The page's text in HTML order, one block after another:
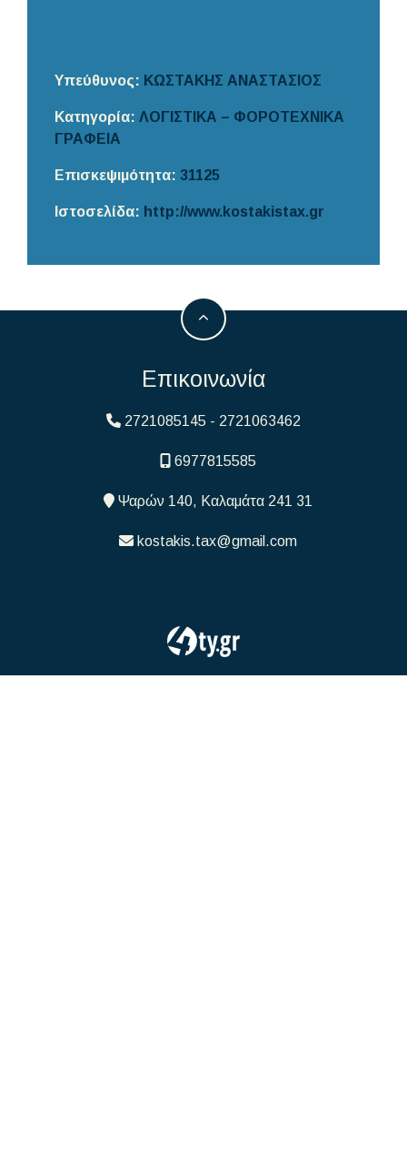
Υπεύθυνος: ΚΩΣΤΑΚΗΣ ΑΝΑΣΤΑΣΙΟΣ
Κατηγορία: ΛΟΓΙΣΤΙΚΑ – ΦΟΡΟΤΕΧΝΙΚΑ
ΓΡΑΦΕΙΑ
Επισκεψιμότητα: 31125
Ιστοσελίδα: http://www.kostakistax.gr
Επικοινωνία
2721085145 - 2721063462
6977815585
Ψαρών 140, Καλαμάτα 241 31
kostakis.tax@gmail.com